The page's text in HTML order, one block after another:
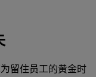
留住员工的黄金时